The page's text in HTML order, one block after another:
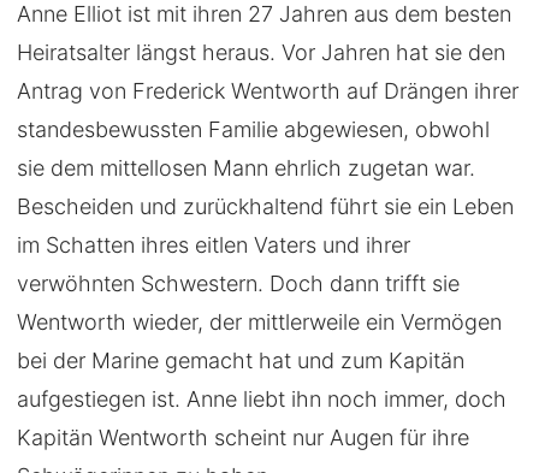
Anne Elliot ist mit ihren 27 Jahren aus dem besten
Heiratsalter längst heraus. Vor Jahren hat sie den
Antrag von Frederick Wentworth auf Drängen ihrer
standesbewussten Familie abgewiesen, obwohl
sie dem mittellosen Mann ehrlich zugetan war.
Bescheiden und zurückhaltend führt sie ein Leben
im Schatten ihres eitlen Vaters und ihrer
verwöhnten Schwestern. Doch dann trifft sie
Wentworth wieder, der mittlerweile ein Vermögen
bei der Marine gemacht hat und zum Kapitän
aufgestiegen ist. Anne liebt ihn noch immer, doch
Kapitän Wentworth scheint nur Augen für ihre